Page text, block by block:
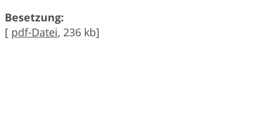
Besetzung:
[ pdf-Datei, 236 kb]